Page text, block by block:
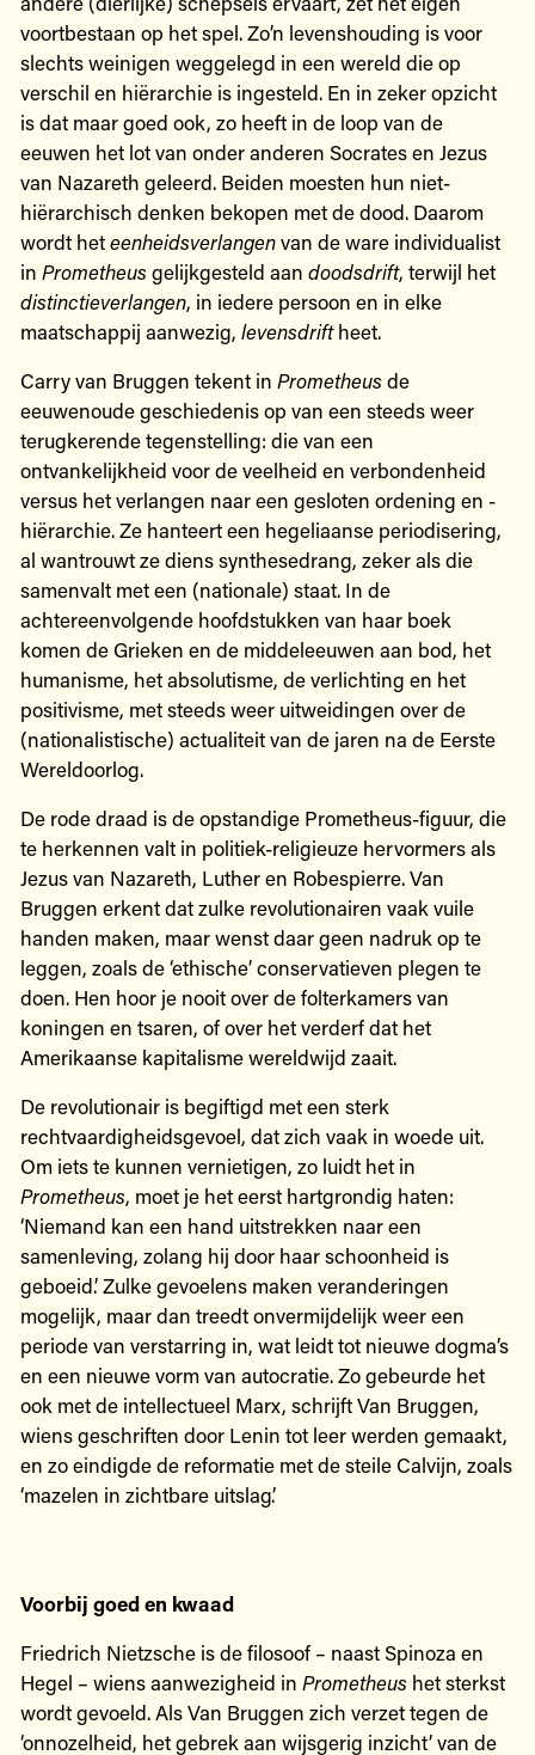
voortbestaan op het spel. Zo’n levenshouding is voor
slechts weinigen weggelegd in een wereld die op
verschil en hiërarchie is ingesteld. En in zeker opzicht
is dat maar goed ook, zo heeft in de loop van de
eeuwen het lot van onder anderen Socrates en Jezus
van Nazareth geleerd. Beiden moesten hun niet-
hiërarchisch denken bekopen met de dood. Daarom
wordt heteenheidsverlangenvan de ware individualist
in Prometheus gelijkgesteld aan doodsdrift, terwijl het
distinctieverlangen, in iedere persoon en in elke
maatschappij aanwezig, levensdriftheet.
Carry van Bruggen tekent in Prometheus de
eeuwenoude geschiedenis op van een steeds weer
terugkerende tegenstelling: die van een
ontvankelijkheid voor de veelheid en verbondenheid
versus het verlangen naar een gesloten ordening en ­
hiërarchie. Ze hanteert een hegeliaanse periodisering,
al wantrouwt ze diens synthesedrang, zeker als die
samenvalt met een (nationale) staat. In de
achtereenvolgende hoofdstukken van haar boek
komen de Grieken en de middeleeuwen aan bod, het
humanisme, het absolutisme, de verlichting en het
positivisme, met steeds weer uitweidingen over de
(nationalistische) actualiteit van de jaren na de Eerste
Wereldoorlog.
De rode draad is de opstandige Prometheus-figuur, die
te herkennen valt in politiek-­religieuze hervormers als
Jezus van Nazareth, Luther en Robespierre. Van
Bruggen erkent dat zulke revolutionairen vaak vuile
handen maken, maar wenst daar geen nadruk op te
leggen, zoals de ‘ethische’ conservatieven plegen te
doen. Hen hoor je nooit over de folterkamers van
koningen en tsaren, of over het verderf dat het
Amerikaanse kapitalisme wereldwijd zaait.
De revolutionair is begiftigd met een sterk
rechtvaardigheidsgevoel, dat zich vaak in woede uit.
Om iets te kunnen vernietigen, zo luidt het in
Prometheus, moet je het eerst hartgrondig haten:
‘Niemand kan een hand uitstrekken naar een
samenleving, zolang hij door haar schoonheid is
geboeid.’ Zulke gevoelens maken veranderingen
mogelijk, maar dan treedt onvermijdelijk weer een
periode van verstarring in, wat leidt tot nieuwe dogma’s
en een nieuwe vorm van autocratie. Zo gebeurde het
ook met de intellectueel Marx, schrijft Van Bruggen,
wiens geschriften door Lenin tot leer werden gemaakt,
en zo eindigde de reformatie met de steile Calvijn, zoals
‘mazelen in zichtbare uitslag’.
Voorbij goed en kwaad
Friedrich Nietzsche is de filosoof – naast Spinoza en
Hegel – wiens aanwezigheid in Prometheus het sterkst
wordt gevoeld. Als Van Bruggen zich verzet tegen de
‘onnozelheid, het gebrek aan wijsgerig inzicht’ van de